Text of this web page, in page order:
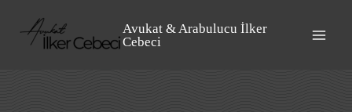
content
Avukat & Arabulucu İlker
Cebeci